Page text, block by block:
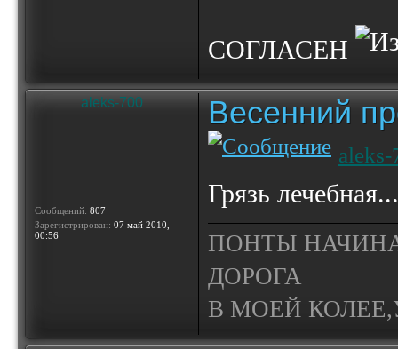
СОГЛАСЕН
aleks-700
Сообщений: 807
Зарегистрирован: 07 май 2010,
00:56
Весенний
aleks-
Грязь
ПОНТЫ
ДОРОГА
В МОЕЙ